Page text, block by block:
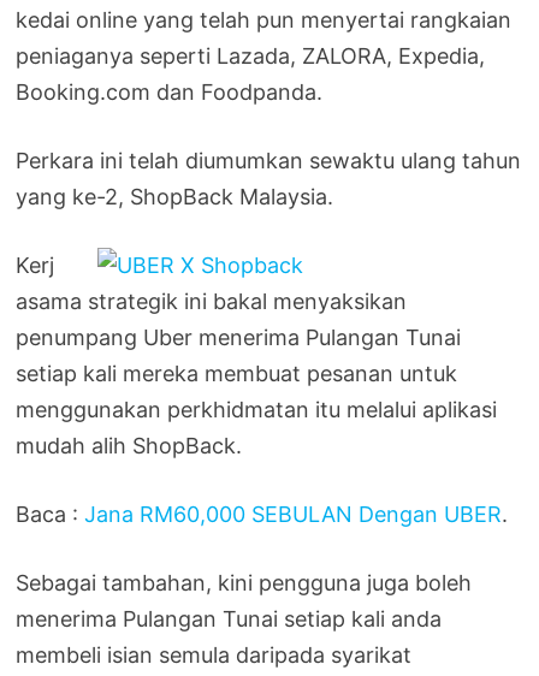
kedai online yang telah pun menyertai rangkaian
peniaganya seperti Lazada, ZALORA, Expedia,
Booking.com dan Foodpanda.
Perkara ini telah diumumkan sewaktu ulang tahun
yang ke-2, ShopBack Malaysia.
Kerj
asama strategik ini bakal menyaksikan
penumpang Uber menerima Pulangan Tunai
setiap kali mereka membuat pesanan untuk
menggunakan perkhidmatan itu melalui aplikasi
mudah alih ShopBack.
Baca :Jana RM60,000 SEBULAN Dengan UBER.
Sebagai tambahan, kini pengguna juga boleh
menerima Pulangan Tunai setiap kali anda
membeli isian semula daripada syarikat